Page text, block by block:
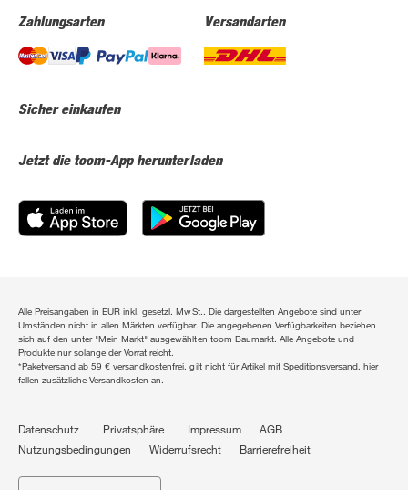
Zahlungsarten Versandarten
Sicher einkaufen
Jetzt die toom-App herunterladen
Alle Preisangaben in EUR inkl. gesetzl. MwSt.. Die dargestellten Angebote sind unter
Umständen nicht in allen Märkten verfügbar. Die angegebenen Verfügbarkeiten beziehen
sich auf den unter "Mein Markt" ausgewählten toom Baumarkt. Alle Angebote und
Produkte nur solange der Vorrat reicht.
*Paketversand ab 59 € versandkostenfrei, gilt nicht für Artikel mit Speditionsversand, hier
fallen zusätzliche Versandkosten an.
Datenschutz Privatsphäre Impressum
AGB
Nutzungsbedingungen
Widerrufsrecht Barrierefreiheit